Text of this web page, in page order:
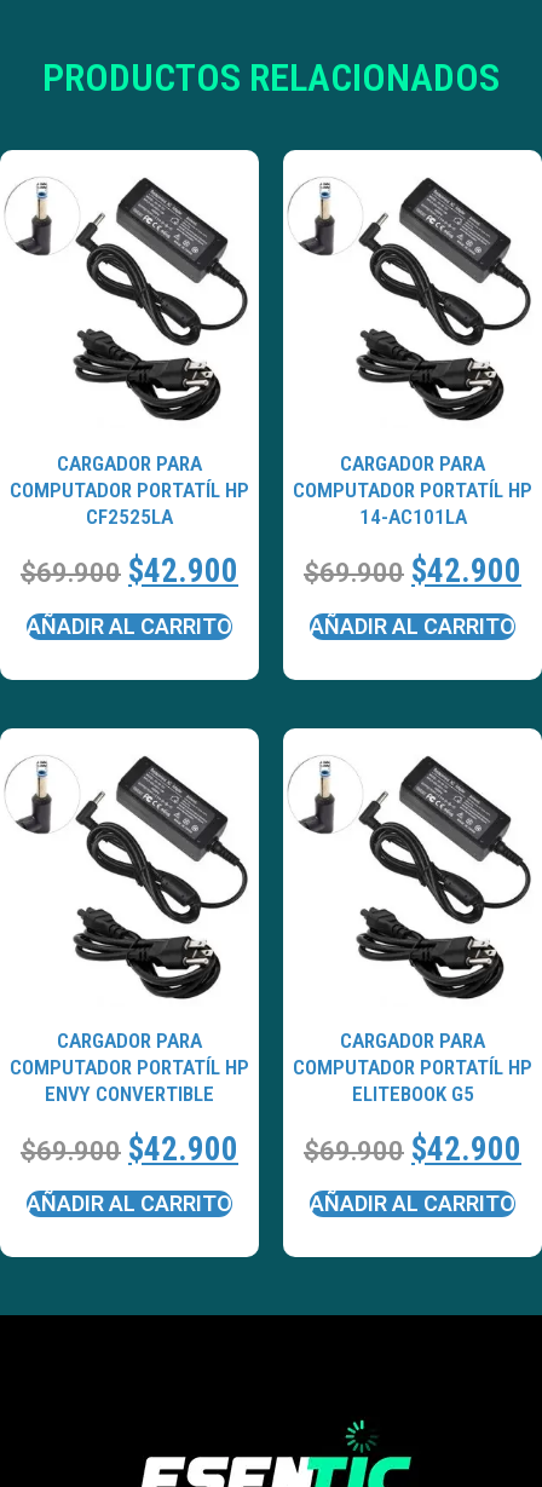
PRODUCTOS RELACIONADOS
CARGADOR PARA
COMPUTADOR PORTATÍL HP
CF2525LA
$69.900 $42.900
AÑADIR AL CARRITO
CARGADOR PARA
COMPUTADOR PORTATÍL HP
14-AC101LA
$69.900 $42.900
AÑADIR AL CARRITO
CARGADOR PARA
COMPUTADOR PORTATÍL HP
ENVY CONVERTIBLE
$69.900 $42.900
AÑADIR AL CARRITO
CARGADOR PARA
COMPUTADOR PORTATÍL HP
ELITEBOOK G5
$69.900 $42.900
AÑADIR AL CARRITO